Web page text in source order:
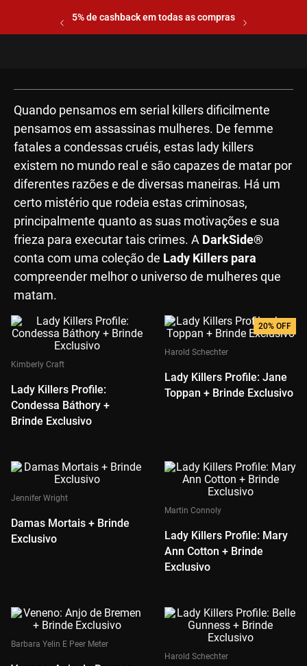
5% de cashback em todas as compras
Quando pensamos em serial killers dificilmente
pensamos em assassinas mulheres. De femme
fatales a condessas cruéis, estas lady killers
existem no mundo real e são capazes de matar por
diferentes razões e de diversas maneiras. Há um
certo mistério que rodeia estas criminosas,
principalmente quanto as suas motivações e sua
frieza para executar tais crimes. A DarkSide®
conta com uma coleção de Lady Killers para
compreender melhor o universo de mulheres que
matam.
Kimberly Craft
Lady Killers Profile:
Condessa Báthory +
Brinde Exclusivo
Harold Schechter
Lady Killers Profile: Jane
Toppan + Brinde Exclusivo
20% OFF
Jennifer Wright
Damas Mortais + Brinde
Exclusivo
Martin Connoly
Lady Killers Profile: Mary
Ann Cotton + Brinde
Exclusivo
Barbara Yelin E Peer Meter
Harold Schechter